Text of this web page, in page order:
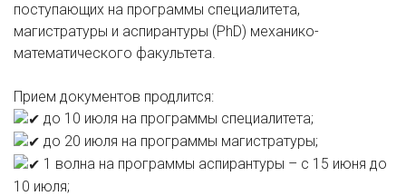
поступающих на программы специалитета,
магистратуры и аспирантуры (PhD) механико-
математического факультета.
Прием документов продлится:
до 10 июля на программы специалитета;
до 20 июля на программы магистратуры;
1 волна на программы аспирантуры – с 15 июня до
10 июля;